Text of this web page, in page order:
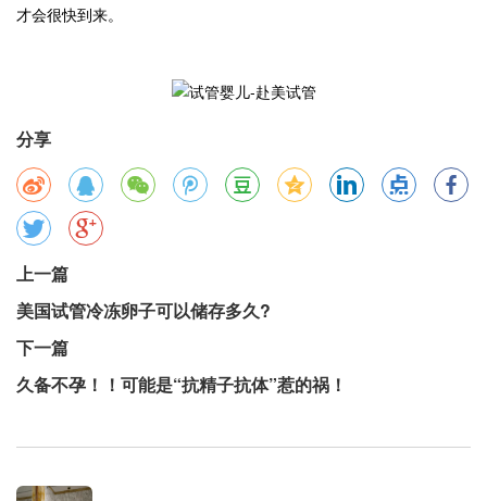
才会很快到来。
分享
上一篇
美国试管冷冻卵子可以储存多久?
下一篇
久备不孕！！可能是“抗精子抗体”惹的祸！